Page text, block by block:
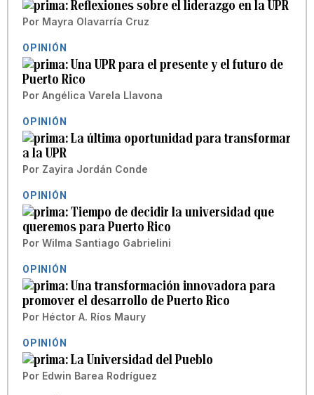
Reflexiones sobre el liderazgo en la UPR
Por Mayra Olavarría Cruz
OPINIÓN
Una UPR para el presente y el futuro de
Puerto Rico
Por Angélica Varela Llavona
OPINIÓN
La última oportunidad para transformar
a la UPR
Por Zayira Jordán Conde
OPINIÓN
Tiempo de decidir la universidad que
queremos para Puerto Rico
Por Wilma Santiago Gabrielini
OPINIÓN
Una transformación innovadora para
promover el desarrollo de Puerto Rico
Por Héctor A. Ríos Maury
OPINIÓN
La Universidad del Pueblo
Por Edwin Barea Rodríguez